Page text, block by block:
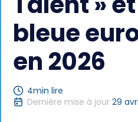
bleue
en 2026
4min lire
Dernière mise à jour 29